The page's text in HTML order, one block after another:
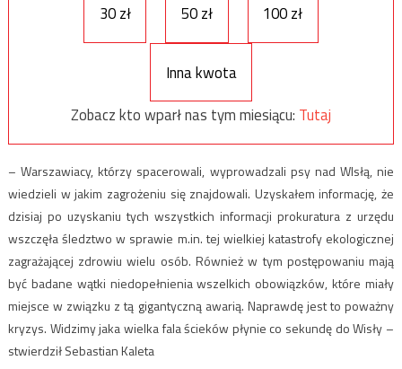
30 zł 50 zł 100 zł
Inna kwota
Zobacz kto wparł nas tym miesiącu: Tutaj
– Warszawiacy, którzy spacerowali, wyprowadzali psy nad WIsłą, nie
wiedzieli w jakim zagrożeniu się znajdowali. Uzyskałem informację, że
dzisiaj po uzyskaniu tych wszystkich informacji prokuratura z urzędu
wszczęła śledztwo w sprawie m.in. tej wielkiej katastrofy ekologicznej
zagrażającej zdrowiu wielu osób. Również w tym postępowaniu mają
być badane wątki niedopełnienia wszelkich obowiązków, które miały
miejsce w związku z tą gigantyczną awarią. Naprawdę jest to poważny
kryzys. Widzimy jaka wielka fala ścieków płynie co sekundę do Wisły –
stwierdził Sebastian Kaleta